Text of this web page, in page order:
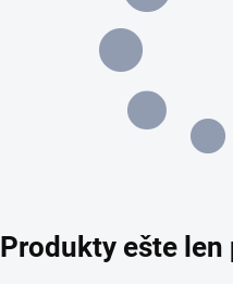
Produkty ešte